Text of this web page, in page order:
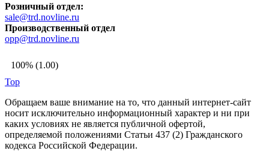
Розничный отдел:
sale@trd.novline.ru
Производственный отдел
opp@trd.novline.ru
100% (1.00)
Top
Обращаем ваше внимание на то, что данный интернет-сайт
носит исключительно информационный характер и ни при
каких условиях не является публичной офертой,
определяемой положениями Статьи 437 (2) Гражданского
кодекса Российской Федерации.